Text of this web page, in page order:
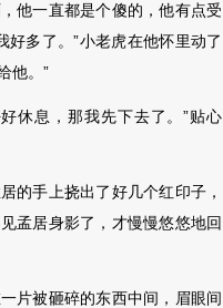
他一直都是个傻的，他有点受
多了。”小老虎在他怀里动了
他。”
休息，那我先下去了。”贴心
手上挠出了好几个红印子，
孟居身影了，才慢慢悠悠地回
片被砸碎的东西中间，眉眼间